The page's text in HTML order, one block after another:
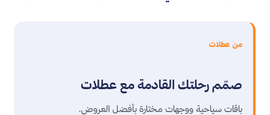
من عطلات
صمّم رحلتك القادمة مع عطلات
باقات سياحية ووجهات مختارة بأفضل العروض.